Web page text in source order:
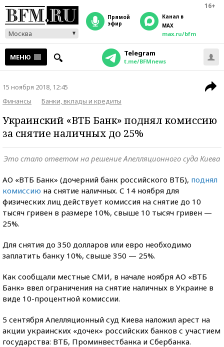
16+
Москва
прямой
эфир
Канал в
MAX
max.ru/bfm
МЕНЮ Telegram
t.me/BFMnews
15 ноября 2018, 12:45
Финансы
Банки, вклады и кредиты
Украинский «ВТБ Банк» поднял комиссию
за снятие наличных до 25%
Это стало ответом на решение Апелляционного суда Киева
АО «ВТБ Банк» (дочерний банк российского ВТБ), поднял
комиссию на снятие наличных. С 14 ноября для
физических лиц действует комиссия на снятие до 10
тысяч гривен в размере 10%, свыше 10 тысяч гривен —
25%.
Для снятия до 350 долларов или евро необходимо
заплатить банку 10%, свыше 350 — 25%.
Как сообщали местные СМИ, в начале ноября АО «ВТБ
Банк» ввел ограничения на снятие наличных в Украине в
виде 10-процентной комиссии.
5 сентября Апелляционный суд Киева наложил арест на
акции украинских «дочек» российских банков с участием
государства: ВТБ, Проминвестбанка и Сбербанка.